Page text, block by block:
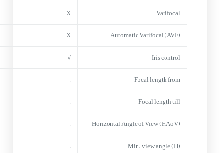
Varifocal
X
Automatic Varifocal (AVF)
X
Iris control
√
Focal length from
–
Focal length till
–
Horizontal Angle of View (HAoV)
–
Min. view angle (H)
–